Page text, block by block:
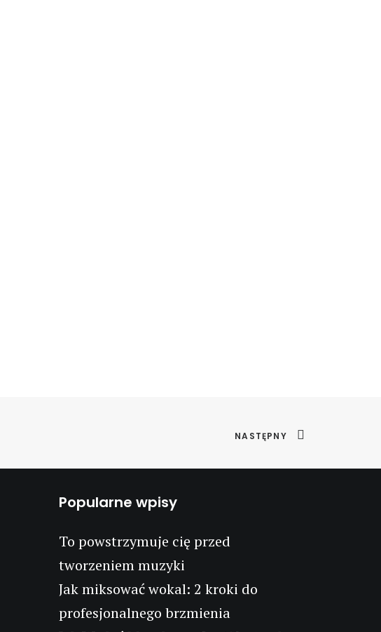
NASTĘPNY
Popularne wpisy
To powstrzymuje cię przed
tworzeniem muzyki
Jak miksować wokal: 2 kroki do
profesjonalnego brzmienia